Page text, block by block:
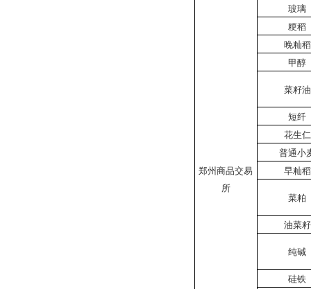
郑州商品交易
所
玻璃
粳稻
晚籼稻
甲醇
菜籽油
短纤
花生仁
普通小
早籼稻
菜粕
油菜籽
纯碱
硅铁